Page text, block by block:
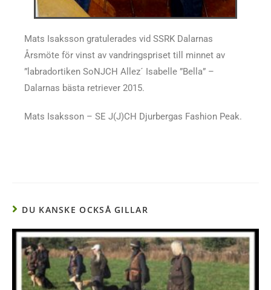
Mats Isaksson gratulerades vid SSRK Dalarnas
Årsmöte för vinst av vandringspriset till minnet av
”labradortiken SoNJCH Allez´ Isabelle ”Bella” –
Dalarnas bästa retriever 2015.
Mats Isaksson – SE J(J)CH Djurbergas Fashion Peak.
DU KANSKE OCKSÅ GILLAR